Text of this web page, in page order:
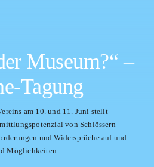
Museum?“ –
Tagung
am 10. und 11. Juni stellt
von Schlössern
und Widersprüche auf und
Möglichkeiten.